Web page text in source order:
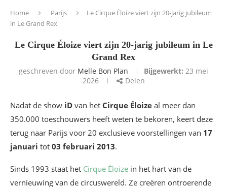
Home Parijs
Le Cirque Éloize viert zijn 20-jarig jubileum
in Le Grand Rex
Le Cirque Éloize viert zijn 20-jarig jubileum in Le
Grand Rex
geschreven door Melle Bon Plan Bijgewerkt: 23 mei
2026
Delen
Nadat de show iD van het Cirque Éloize al meer dan
350.000 toeschouwers heeft weten te bekoren, keert deze
terug naar Parijs voor 20 exclusieve voorstellingen van 17
januari tot 03 februari 2013.
Sinds 1993 staat het Cirque Éloize in het hart van de
vernieuwing van de circuswereld. Ze creëren ontroerende